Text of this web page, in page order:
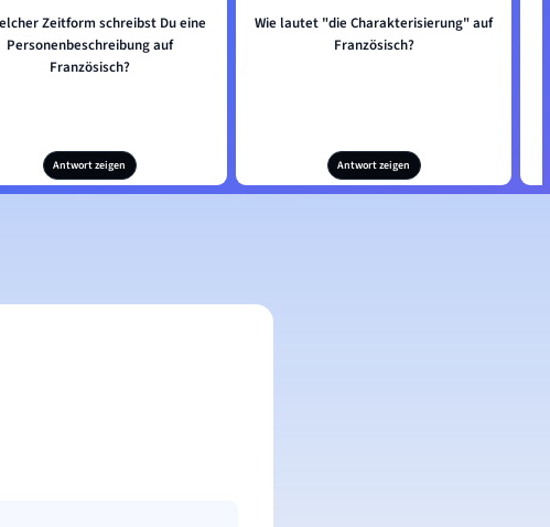
Zeitform schreibst Du eine
Personenbeschreibung auf
Französisch?
Antwort zeigen
Wie lautet "die Charakterisierung" auf
Französisch?
Antwort zeigen